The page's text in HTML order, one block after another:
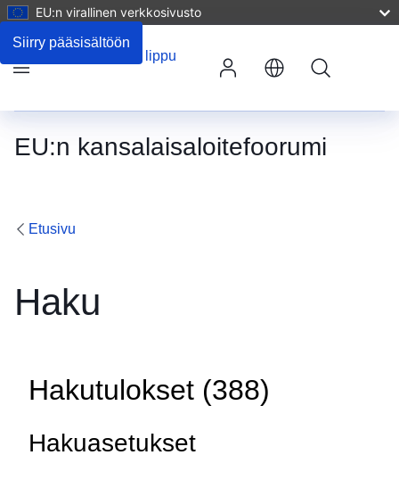
Siirry pääsisältöön
EU:n virallinen verkkosivusto
EU:n kansalaisaloitefoorumi
Etusivu
Haku
Hakutulokset (388)
Hakuasetukset